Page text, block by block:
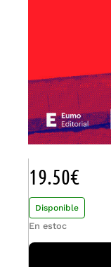
19.50€
Disponible
En estoc